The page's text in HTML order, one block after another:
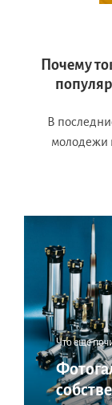
Почему
В
молодежи
Что еще